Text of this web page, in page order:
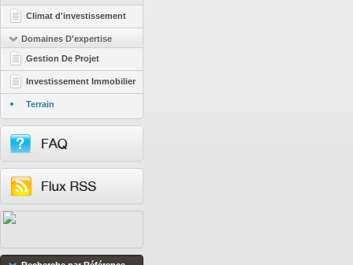
Climat d'investissement
Domaines D'expertise
Gestion De Projet
Investissement Immobilier
Terrain